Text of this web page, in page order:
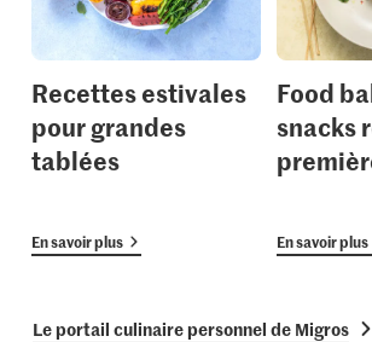
Recettes estivales
pour grandes
tablées
En savoir plus
Food
snacks
En savoir plus
Le portail culinaire personnel de Migros